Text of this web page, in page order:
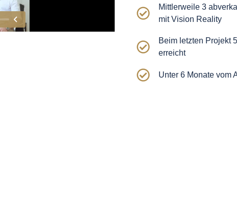
Mittlerweile 3
mit Vision Reality
Beim letzten Projekt
erreicht
Unter 6 Monate vom